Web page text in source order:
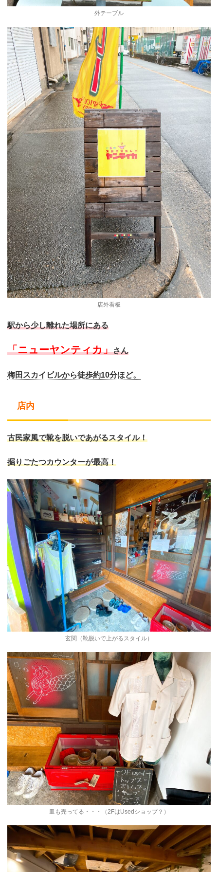
外テーブル
店外看板
駅から少し離れた場所にある
「ニューヤンティカ」さん
梅田スカイビルから徒歩約10分ほど。
店内
古民家風で靴を脱いであがるスタイル！
掘りごたつカウンターが最高！
玄関（靴脱いで上がるスタイル）
皿も売ってる・・・（2FはUsedショップ？）